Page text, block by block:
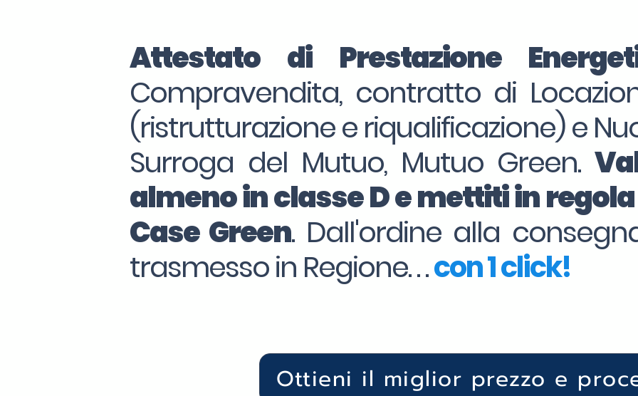
Attestato di Prestazione
Compravendita, contratto di
(ristrutturazione e riqualificazione) e
Surroga del Mutuo, Mutuo Green.
almeno in classe D e mettiti in
Case Green. Dall'ordine alla
trasmesso in Regione. . .con 1 click!
Ottieni il miglior prezzo e